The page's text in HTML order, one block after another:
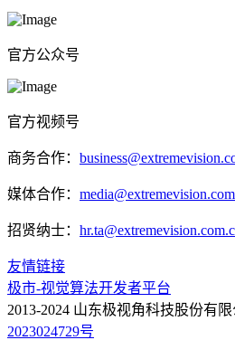
官方公众号
官方视频号
商务合作：
媒体合作：
招贤纳士：
友情链接
极市-视觉算法开发者平台
2013-2024 山东极视角科技股份有
2023024729号